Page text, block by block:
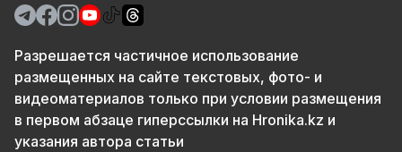
Разрешается частичное использование
размещенных на сайте текстовых, фото- и
видеоматериалов только при условии размещения
в первом абзаце гиперссылки на Hronika.kz и
указания автора статьи